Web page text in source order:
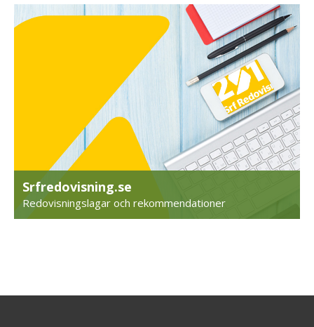
Srfredovisning.se
Redovisningslagar och rekommendationer